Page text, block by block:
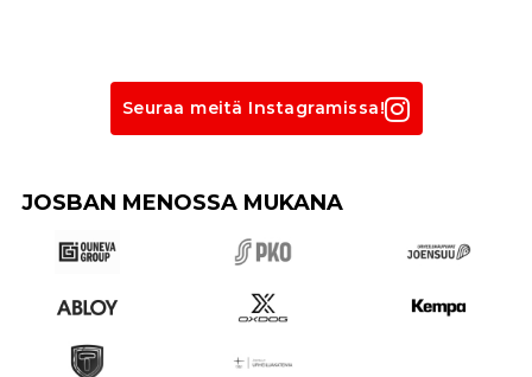
Seuraa meitä Instagramissa!
JOSBAN MENOSSA MUKANA